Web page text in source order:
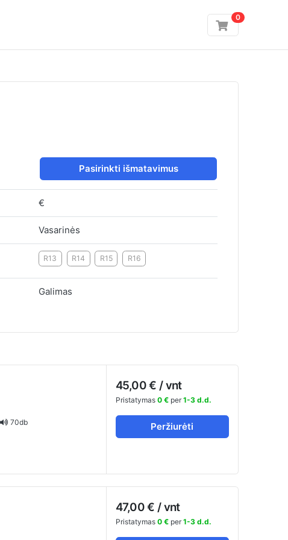
0
Pasirinkti išmatavimus
€
Vasarinės
R13 R14 R15 R16
Galimas
70db
45,00 € / vnt
Pristatymas 0 €per 1-3 d.d.
Peržiurėti
47,00 € / vnt
Pristatymas 0 €per 1-3 d.d.